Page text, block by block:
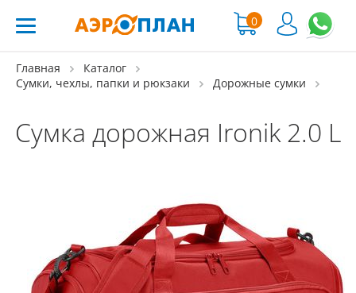
0
Главная
Каталог
Сумки, чехлы, папки и рюкзаки
Дорожные сумки
Сумка дорожная Ironik 2.0 L